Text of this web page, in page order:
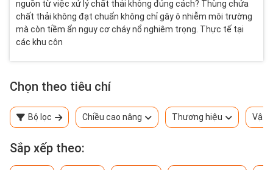
nguồn từ việc xử lý chất thải không đúng cách? Thùng chứa
chất thải không đạt chuẩn không chỉ gây ô nhiễm môi trường
mà còn tiềm ẩn nguy cơ cháy nổ nghiêm trọng. Thực tế tại
các khu côn
Chọn theo tiêu chí
Bộ lọc Chiều cao nâng Thương hiệu Vật
Sắp xếp theo: